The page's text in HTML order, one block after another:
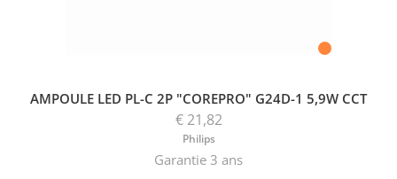
AMPOULE LED PL-C 2P "COREPRO" G24D-1 5,9W CCT
€ 21,82
Philips
Garantie 3 ans